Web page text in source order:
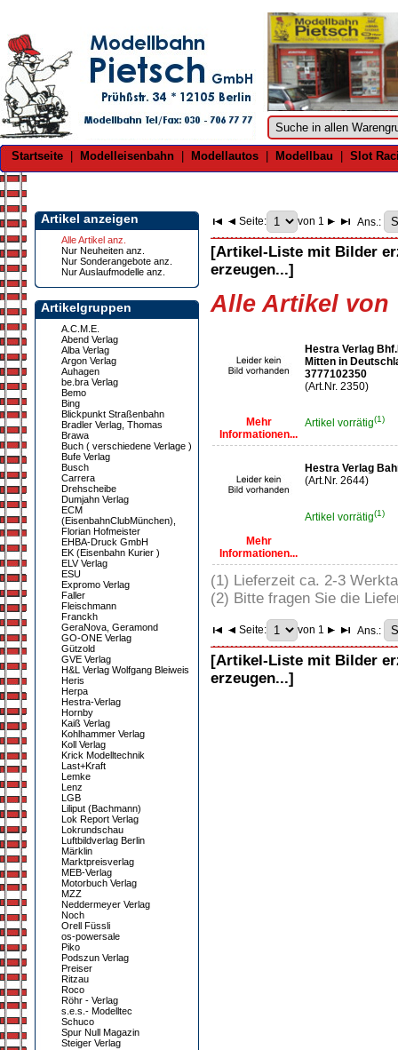
Startseite Modelleisenbahn Modellautos Modellbau Slot
Artikel anzeigen
Alle Artikel anz.
Nur Neuheiten anz.
Nur Sonderangebote anz.
Nur Auslaufmodelle anz.
Artikelgruppen
A.C.M.E.
Abend Verlag
Alba Verlag
Argon Verlag
Auhagen
be.bra Verlag
Bemo
Bing
Blickpunkt Straßenbahn
Bradler Verlag, Thomas
Brawa
Buch ( verschiedene Verlage )
Bufe Verlag
Busch
Carrera
Drehscheibe
Dumjahn Verlag
ECM
(EisenbahnClubMünchen),
Florian Hofmeister
EHBA-Druck GmbH
EK (Eisenbahn Kurier )
ELV Verlag
ESU
Expromo Verlag
Faller
Fleischmann
Franckh
GeraNova, Geramond
GO-ONE Verlag
Gützold
GVE Verlag
H&L Verlag Wolfgang Bleiweis
Heris
Herpa
Hestra-Verlag
Hornby
Kaiß Verlag
Kohlhammer Verlag
Koll Verlag
Krick Modelltechnik
Last+Kraft
Lemke
Lenz
LGB
Liliput (Bachmann)
Lok Report Verlag
Lokrundschau
Luftbildverlag Berlin
Märklin
Marktpreisverlag
MEB-Verlag
Motorbuch Verlag
MZZ
Neddermeyer Verlag
Noch
Orell Füssli
os-powersale
Piko
Podszun Verlag
Preiser
Ritzau
Roco
Röhr - Verlag
s.e.s.- Modelltec
Schuco
Spur Null Magazin
Steiger Verlag
Seite: von 1 Ans.:
[Artikel-Liste mit Bilder
erzeugen...]
Alle Artikel von
Mehr
Informationen...
Hestra Verlag
Mitten in
3777102350
(Art.Nr. 2350)
Artikel vorrätig(1)
Mehr
Informationen...
Hestra Verlag
(Art.Nr. 2644)
Artikel vorrätig(1)
(1) Lieferzeit ca. 2-3
(2) Bitte fragen Sie die
Seite: von 1 Ans.:
[Artikel-Liste mit Bilder
erzeugen...]